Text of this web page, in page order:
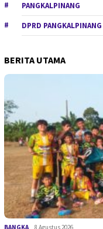
PANGKALPINANG
DPRD PANGKALPINANG
BERITA UTAMA